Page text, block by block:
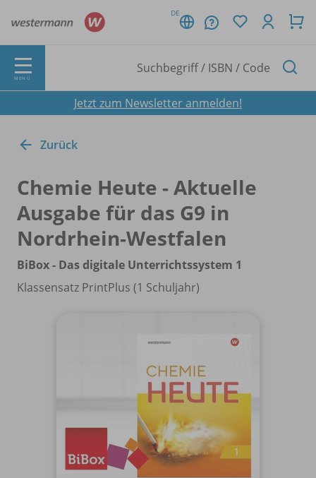
DE
MENÜ
Jetzt zum Newsletter anmelden!
Zurück
Chemie Heute - Aktuelle
Ausgabe für das G9 in
Nordrhein-Westfalen
BiBox - Das digitale Unterrichtssystem 1
Klassensatz PrintPlus (1 Schuljahr)